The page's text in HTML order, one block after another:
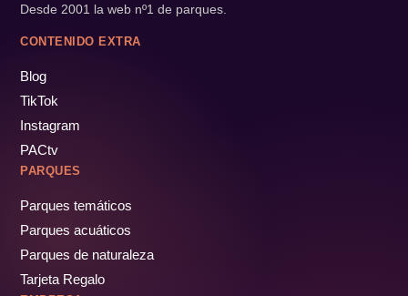
Desde 2001 la web nº1 de parques.
CONTENIDO EXTRA
Blog
TikTok
Instagram
PACtv
PARQUES
Parques temáticos
Parques acuáticos
Parques de naturaleza
Tarjeta Regalo